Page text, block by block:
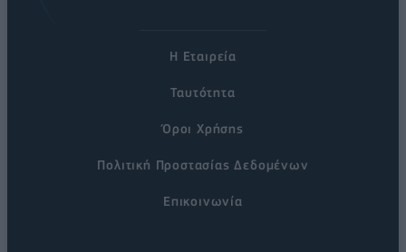
Η Εταιρεία
Ταυτότητα
Όροι Χρήσης
Πολιτική Προστασίας Δεδομένων
Επικοινωνία